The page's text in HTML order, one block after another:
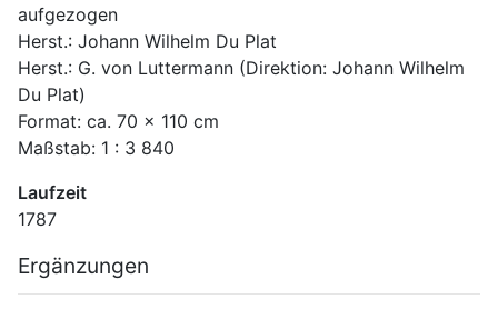
aufgezogen
Herst.: Johann Wilhelm Du Plat
Herst.: G. von Luttermann (Direktion: Johann Wilhelm
Du Plat)
Format: ca. 70 x 110 cm
Maßstab: 1 : 3 840
Laufzeit
1787
Ergänzungen